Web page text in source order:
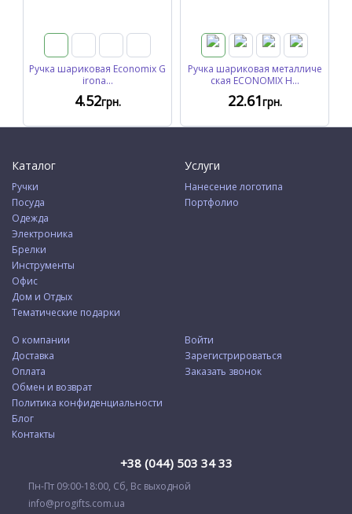
Ручка шариковая Economix G
irona...
4.52грн.
Ручка шариковая металличе
ская ECONOMIX H...
22.61грн.
Каталог
Ручки
Посуда
Одежда
Электроника
Брелки
Инструменты
Офис
Дом и Отдых
Тематические подарки
Услуги
Нанесение логотипа
Портфолио
О компании
Доставка
Оплата
Обмен и возврат
Политика конфиденциальности
Блог
Контакты
Войти
Зарегистрироваться
Заказать звонок
+38 (044) 503 34 33
Пн-Пт 09:00-18:00, Сб, Вс выходной
info@progifts.com.ua